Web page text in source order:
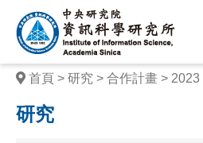
中
央
研
究
院
首頁 研究 合作計畫 2023
研究